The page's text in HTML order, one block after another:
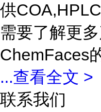
供
需要了解更
ChemFaces
...查看全文 >
联系我们